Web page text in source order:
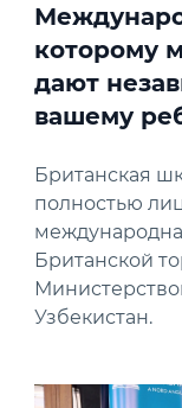
которому
дают
вашему
Британская
полностью
Британской
Узбекистан.
News image